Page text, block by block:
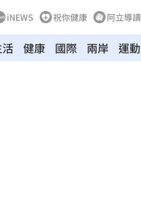
iNEWS 祝你健康 阿立導讀
健康 國際 兩岸 運動